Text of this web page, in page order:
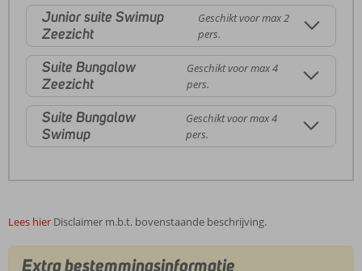
Junior suite Swimup
Zeezicht
Geschikt voor max 2
pers.
Suite Bungalow
Zeezicht
Geschikt voor max 4
pers.
Suite Bungalow
Swimup
Geschikt voor max 4
pers.
Lees hier Disclaimer m.b.t. bovenstaande beschrijving.
Extra bestemmingsinformatie